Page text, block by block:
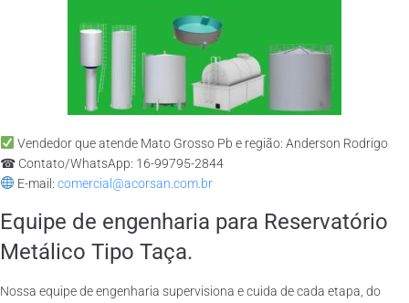
Vendedor que atende Mato Grosso Pb e região: Anderson Rodrigo
☎ Contato/WhatsApp: 16-99795-2844
E-mail: comercial@acorsan.com.br
Equipe de engenharia para Reservatório
Metálico Tipo Taça.
Nossa equipe de engenharia supervisiona e cuida de cada etapa, do